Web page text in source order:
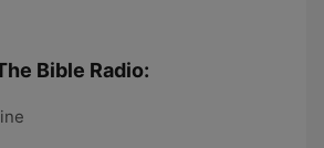
Bible Radio: